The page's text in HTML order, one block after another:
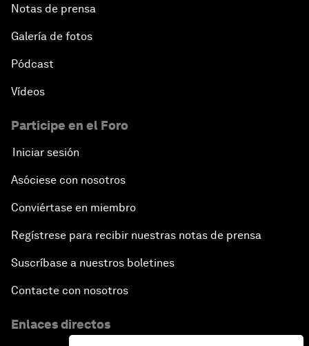
Notas de prensa
Galería de fotos
Pódcast
Vídeos
Participe en el Foro
Iniciar sesión
Asóciese con nosotros
Conviértase en miembro
Regístrese para recibir nuestras notas de prensa
Suscríbase a nuestros boletines
Contacte con nosotros
Enlaces directos